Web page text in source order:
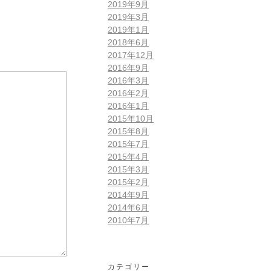
2019年9月
2019年3月
2019年1月
2018年6月
2017年12月
2016年9月
2016年3月
2016年2月
2016年1月
2015年10月
2015年8月
2015年7月
2015年4月
2015年3月
2015年2月
2014年9月
2014年6月
2010年7月
カテゴリー